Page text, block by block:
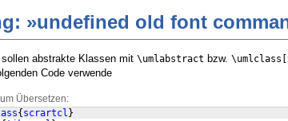
»undefined old font
abstrakte Klassen mit \umlabstract bzw.
Code verwende
Übersetzen:
{ scrartcl }